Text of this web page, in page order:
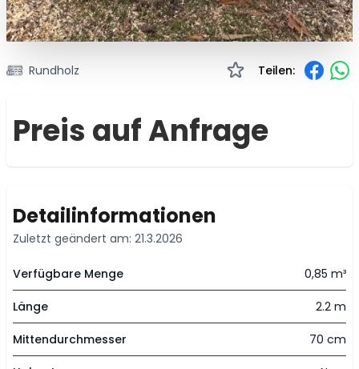
Rundholz Teilen:
Preis auf Anfrage
Detailinformationen
Zuletzt geändert am: 21.3.2026
Verfügbare Menge 0,85 m³
Länge 2.2 m
Mittendurchmesser 70 cm